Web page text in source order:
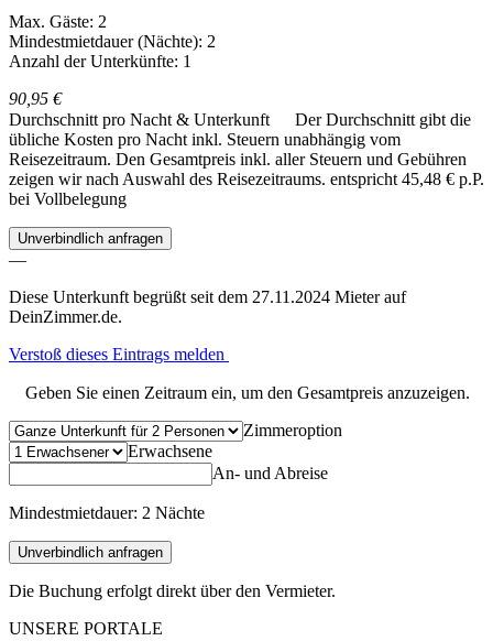
Max. Gäste: 2
Mindestmietdauer (Nächte): 2
Anzahl der Unterkünfte: 1
90,95 €
Durchschnitt pro Nacht & Unterkunft
Der Durchschnitt gibt die
übliche Kosten pro Nacht inkl. Steuern unabhängig vom
Reisezeitraum. Den Gesamtpreis inkl. aller Steuern und Gebühren
zeigen wir nach Auswahl des Reisezeitraums. entspricht 45,48 € p.P.
bei Vollbelegung
Unverbindlich anfragen
—
Diese Unterkunft begrüßt seit dem 27.11.2024 Mieter auf
DeinZimmer.de.
Verstoß dieses Eintrags melden
Geben Sie einen Zeitraum ein, um den Gesamtpreis anzuzeigen.
Zimmeroption
Erwachsene
An- und Abreise
Mindestmietdauer: 2 Nächte
Unverbindlich anfragen
Die Buchung erfolgt direkt über den Vermieter.
UNSERE PORTALE